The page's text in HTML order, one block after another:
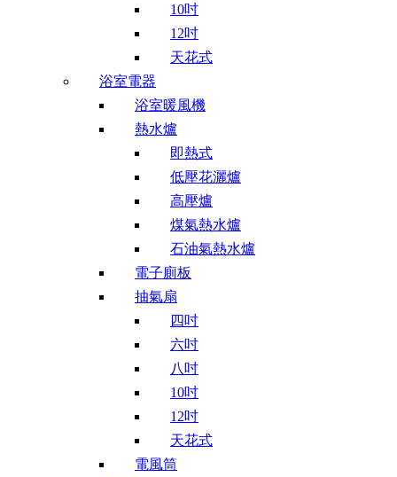
10吋
12吋
天花式
浴室電器
浴室暖風機
熱水爐
即熱式
低壓花灑爐
高壓爐
煤氣熱水爐
石油氣熱水爐
電子廁板
抽氣扇
四吋
六吋
八吋
10吋
12吋
天花式
電風筒